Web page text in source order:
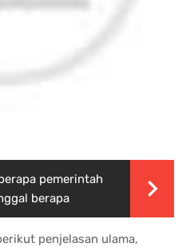
pemerintah
berapa
penjelasan ulama,